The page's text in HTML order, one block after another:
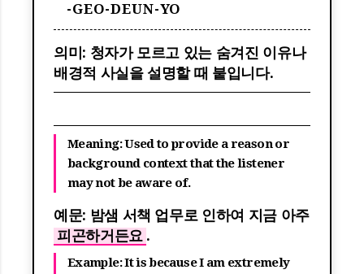
-GEO-DEUN-YO
의미: 청자가 모르고 있는 숨겨진 이유나
배경적 사실을 설명할 때 붙입니다.
Meaning: Used to provide a reason or
background context that the listener
may not be aware of.
예문: 밤샘 서책 업무로 인하여 지금 아주
피곤하거든요 .
Example: It is because I am extremely